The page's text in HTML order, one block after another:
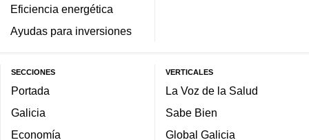
Eficiencia energética
Ayudas para inversiones
SECCIONES
Portada
Galicia
Economía
VERTICALES
La Voz de la Salud
Sabe Bien
Global Galicia